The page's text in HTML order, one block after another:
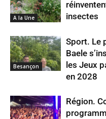
A la Une
insectes
Besançon
Sport. Le
Baele
les Jeux
en 2028
Région.